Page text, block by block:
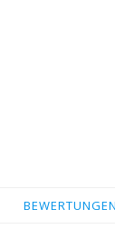
BEWERTUNGEN